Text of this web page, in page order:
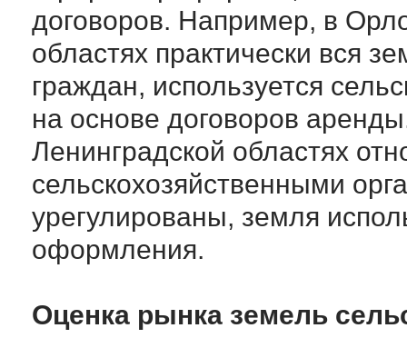
договоров. Например, в
областях практически вся
граждан, используется
на основе договоров
Ленинградской областях
сельскохозяйственными
урегулированы, земля
оформления.
Оценка рынка земель